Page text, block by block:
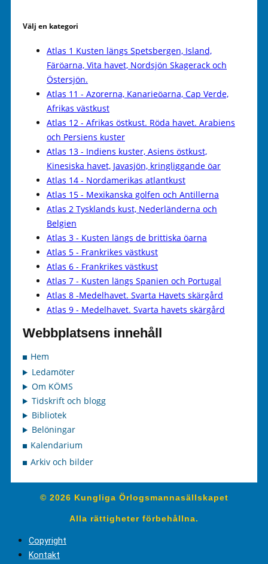
Välj en kategori
Atlas 1 Kusten längs Spetsbergen, Island,
Färöarna, Vita havet, Nordsjön Skagerack och
Östersjön.
Atlas 11 - Azorerna, Kanarieöarna, Cap Verde,
Afrikas västkust
Atlas 12 - Afrikas östkust. Röda havet. Arabiens
och Persiens kuster
Atlas 13 - Indiens kuster, Asiens östkust,
Kinesiska havet, Javasjön, kringliggande öar
Atlas 14 - Nordamerikas atlantkust
Atlas 15 - Mexikanska golfen och Antillerna
Atlas 2 Tysklands kust, Nederländerna och
Belgien
Atlas 3 - Kusten längs de brittiska öarna
Atlas 5 - Frankrikes västkust
Atlas 6 - Frankrikes västkust
Atlas 7 - Kusten längs Spanien och Portugal
Atlas 8 -Medelhavet. Svarta Havets skärgård
Atlas 9 - Medelhavet. Svarta havets skärgård
Webbplatsens innehåll
Hem
Ledamöter
Om KÖMS
Tidskrift och blogg
Bibliotek
Belöningar
Kalendarium
Arkiv och bilder
© 2026 Kungliga Örlogsmannasällskapet
Alla rättigheter förbehållna.
Copyright
Kontakt